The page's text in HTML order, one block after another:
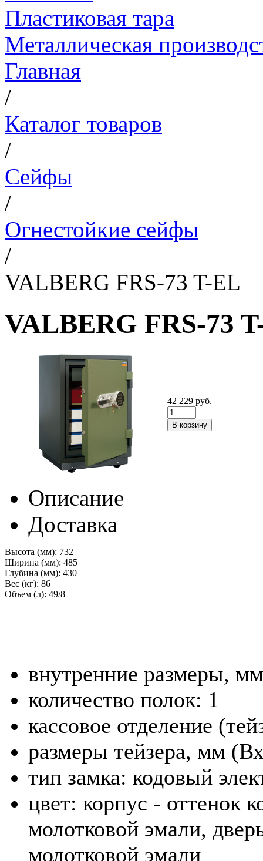
Пластиковая тара
Металлическая
Главная
/
Каталог товаров
/
Сейфы
/
Огнестойкие сейфы
/
VALBERG FRS-73 T-EL
VALBERG FRS-73
42 229 руб.
Описание
Доставка
Высота (мм): 732
Ширина (мм): 485
Глубина (мм): 430
Вес (кг): 86
Объем (л): 49/8
внутренние размеры,
количество полок: 1
кассовое отделение
размеры тейзера, мм
тип замка: кодовый
цвет: корпус - оттенок
молотковой эмали,
молотковой эмали